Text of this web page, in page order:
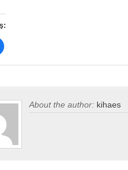
Facebook’ta
paylaşmak
tıklayın
açılır)
About the author: kihaes